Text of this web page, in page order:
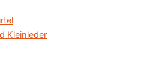
Kleinleder